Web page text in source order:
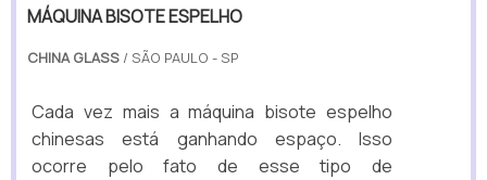
MÁQUINA BISOTE ESPELHO
CHINA GLASS / SÃO PAULO - SP
Cada vez mais a máquina bisote espelho
chinesas está ganhando espaço. Isso
ocorre pelo fato de esse tipo de